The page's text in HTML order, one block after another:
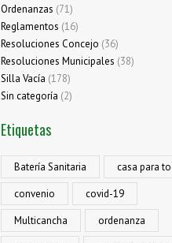
Ordenanzas (71)
Reglamentos (16)
Resoluciones Concejo (36)
Resoluciones Municipales (38)
Silla Vacía (178)
Sin categoría (2)
Etiquetas
Batería Sanitaria
casa para
convenio
covid-19
Multicancha
ordenanza